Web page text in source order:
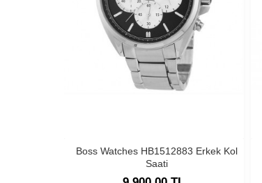
Boss Watches HB1512883 Erkek Kol
Saati